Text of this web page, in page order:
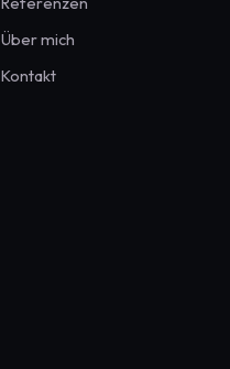
Über mich
Kontakt